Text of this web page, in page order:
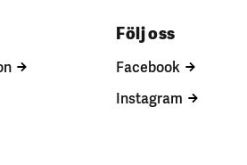
Följ oss
Facebook
Instagram